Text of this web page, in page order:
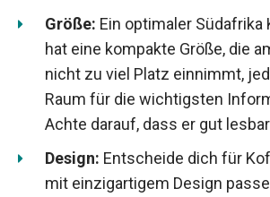
Größe: Ein optimaler
hat eine kompakte Größe, die
nicht zu viel Platz einnimmt,
Raum für die wichtigsten
Achte darauf, dass er gut
Design: Entscheide dich für
mit einzigartigem Design